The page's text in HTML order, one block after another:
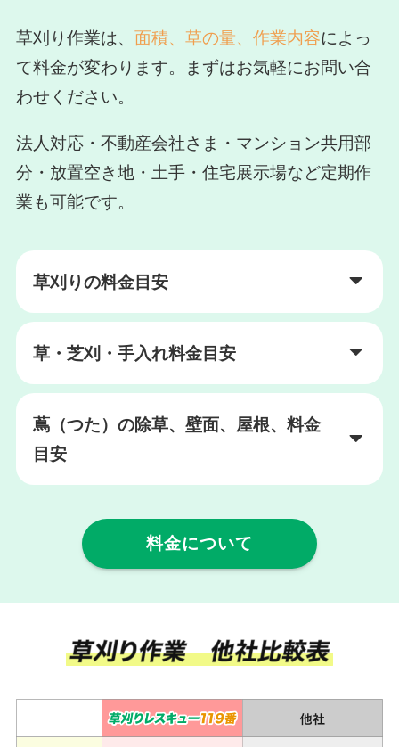
草刈り作業は、 面積、草の量、作業内容によっ
て料金が変わります。まずはお気軽にお問い合
わせください。
法人対応・不動産会社さま・マンション共用部
分・放置空き地・土手・住宅展示場など定期作
業も可能です。
草刈りの料金目安
草・芝刈・手入れ料金目安
蔦（つた）の除草、壁面、屋根、料金
目安
料金について